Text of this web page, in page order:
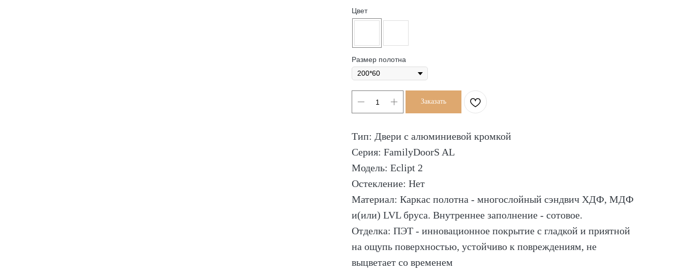
Цвет
Размер полотна
Заказать
Тип: Двери с алюминиевой кромкой
Серия: FamilyDoorS AL
Модель: Eclipt 2
Остекление: Нет
Материал: Каркас полотна - многослойный сэндвич ХДФ, МДФ
и(или) LVL бруса. Внутреннее заполнение - сотовое.
Отделка: ПЭТ - инновационное покрытие c гладкой и приятной
на ощупь поверхностью, устойчиво к повреждениям, не
выцветает со временем